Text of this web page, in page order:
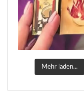
Mehr laden...